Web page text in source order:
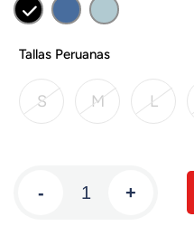
Tallas Peruanas
S M L
- +